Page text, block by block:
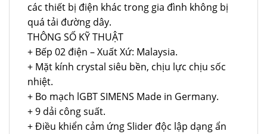
các thiết bị điện khác trong gia đình không bị
quá tải đường dây.
THÔNG SỐ KỸ THUẬT
+ Bếp 02 điện – Xuất Xứ: Malaysia.
+ Mặt kính crystal siêu bền, chịu lực chịu sốc
nhiệt.
+ Bo mạch lGBT SIMENS Made in Germany.
+ 9 dải công suất.
+ Điều khiển cảm ứng Slider độc lập dạng ẩn